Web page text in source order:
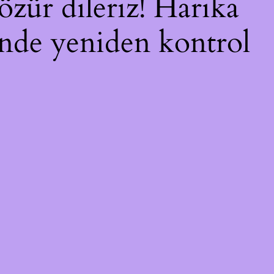
yeniden kontrol